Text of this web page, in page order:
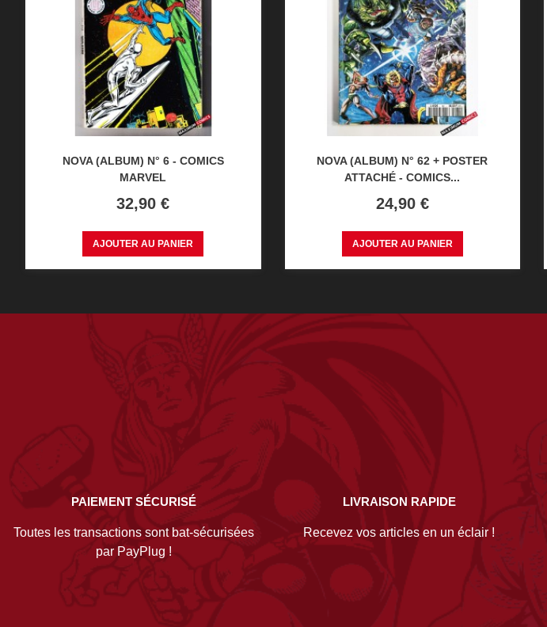
NOVA (ALBUM) N° 6 - COMICS
MARVEL
Prix
32,90 €
AJOUTER AU PANIER
NOVA (ALBUM) N° 62 + POSTER
ATTACHÉ - COMICS...
Prix
24,90 €
AJOUTER AU PANIER
PAIEMENT SÉCURISÉ
Toutes les transactions sont bat-sécurisées
par PayPlug !
LIVRAISON RAPIDE
Recevez vos articles en un éclair !